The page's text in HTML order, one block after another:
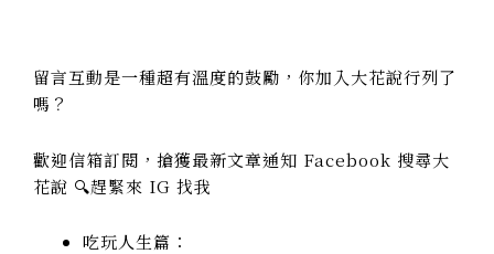
留言互動是一種超有溫度的鼓勵，你加入大花說行列了
嗎？
歡迎信箱訂閱，搶獲最新文章通知 Facebook 搜尋大
花說 🔍趕緊來 IG 找我
吃玩人生篇：